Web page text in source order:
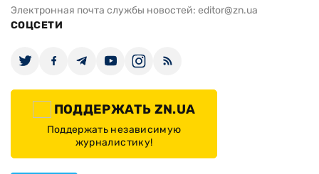
Электронная почта службы новостей: editor@zn.ua
СОЦСЕТИ
ПОДДЕРЖАТЬ ZN.UA
Поддержать независимую
журналистику!